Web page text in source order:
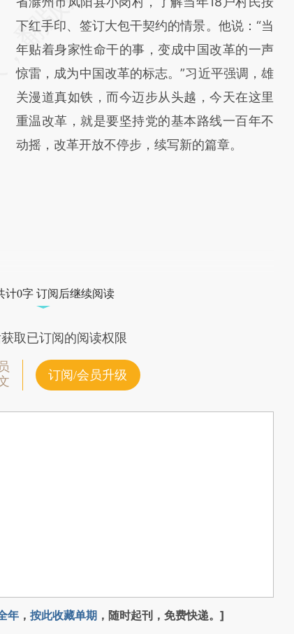
下红手印、签订大包干契约的情景。他说：“当
年贴着身家性命干的事，变成中国改革的一声
惊雷，成为中国改革的标志。”习近平强调，雄
关漫道真如铁，而今迈步从头越，今天在这里
重温改革，就是要坚持党的基本路线一百年不
动摇，改革开放不停步，续写新的篇章。
计0字 订阅后继续阅读
取已订阅的阅读权限
订阅/会员升级
年 ， 按此收藏单期 ，随时起刊，免费快递。]